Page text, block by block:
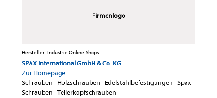
Firmenlogo
Hersteller , Industrie Online-Shops
SPAX International GmbH & Co. KG
Zur Homepage
Schrauben · Holzschrauben · Edelstahlbefestigungen ·Spax
Schrauben ·Tellerkopfschrauben ·